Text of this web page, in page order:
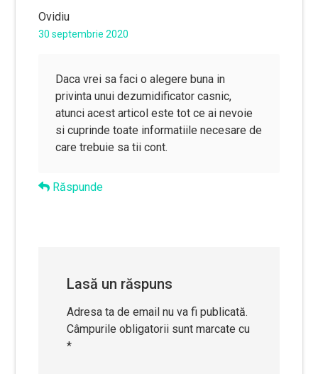
Ovidiu
30 septembrie 2020
Daca vrei sa faci o alegere buna in
privinta unui dezumidificator casnic,
atunci acest articol este tot ce ai nevoie
si cuprinde toate informatiile necesare de
care trebuie sa tii cont.
Răspunde
Lasă un răspuns
Adresa ta de email nu va fi publicată.
Câmpurile obligatorii sunt marcate cu
*